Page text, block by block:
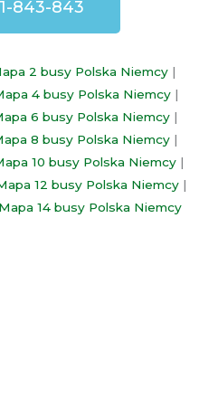
843-843
2 busy Polska Niemcy |
4 busy Polska Niemcy |
6 busy Polska Niemcy |
8 busy Polska Niemcy |
10 busy Polska Niemcy |
12 busy Polska Niemcy |
Mapa 14 busy Polska Niemcy